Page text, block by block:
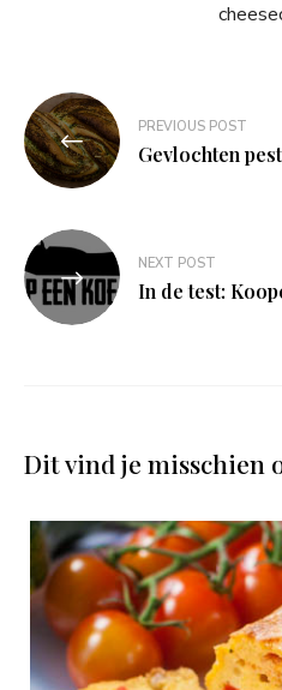
Bericht
navigatie
PREVIOUS POST
Gevlochten
NEXT POST
In de test:
Dit vind je misschien